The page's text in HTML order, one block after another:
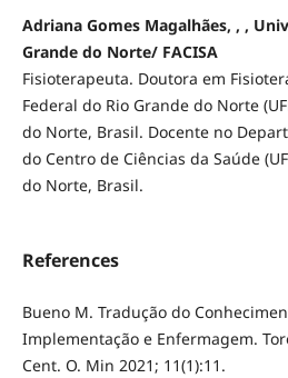
Adriana Gomes Magalhães, , ,
Grande do Norte/ FACISA
Fisioterapeuta. Doutora em
Federal do Rio Grande do Norte
do Norte, Brasil. Docente no
do Centro de Ciências da Saúde
do Norte, Brasil.
References
Bueno M. Tradução do
Implementação e Enfermagem.
Cent. O. Min 2021; 11(1):11.